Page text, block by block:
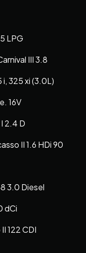
LPG
III 3.8
325 xi (3.0L)
16V
2.4 D
II 1.6 HDi 90
3.0 Diesel
dCi
122 CDI